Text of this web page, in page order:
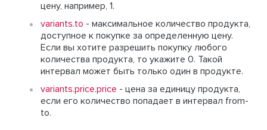
цену, например, 1.
variants.to - максимальное количество продукта,
доступное к покупке за определенную цену.
Если вы хотите разрешить покупку любого
количества продукта, то укажите 0. Такой
интервал может быть только один в продукте.
variants.price.price - цена за единицу продукта,
если его количество попадает в интервал from-
to.